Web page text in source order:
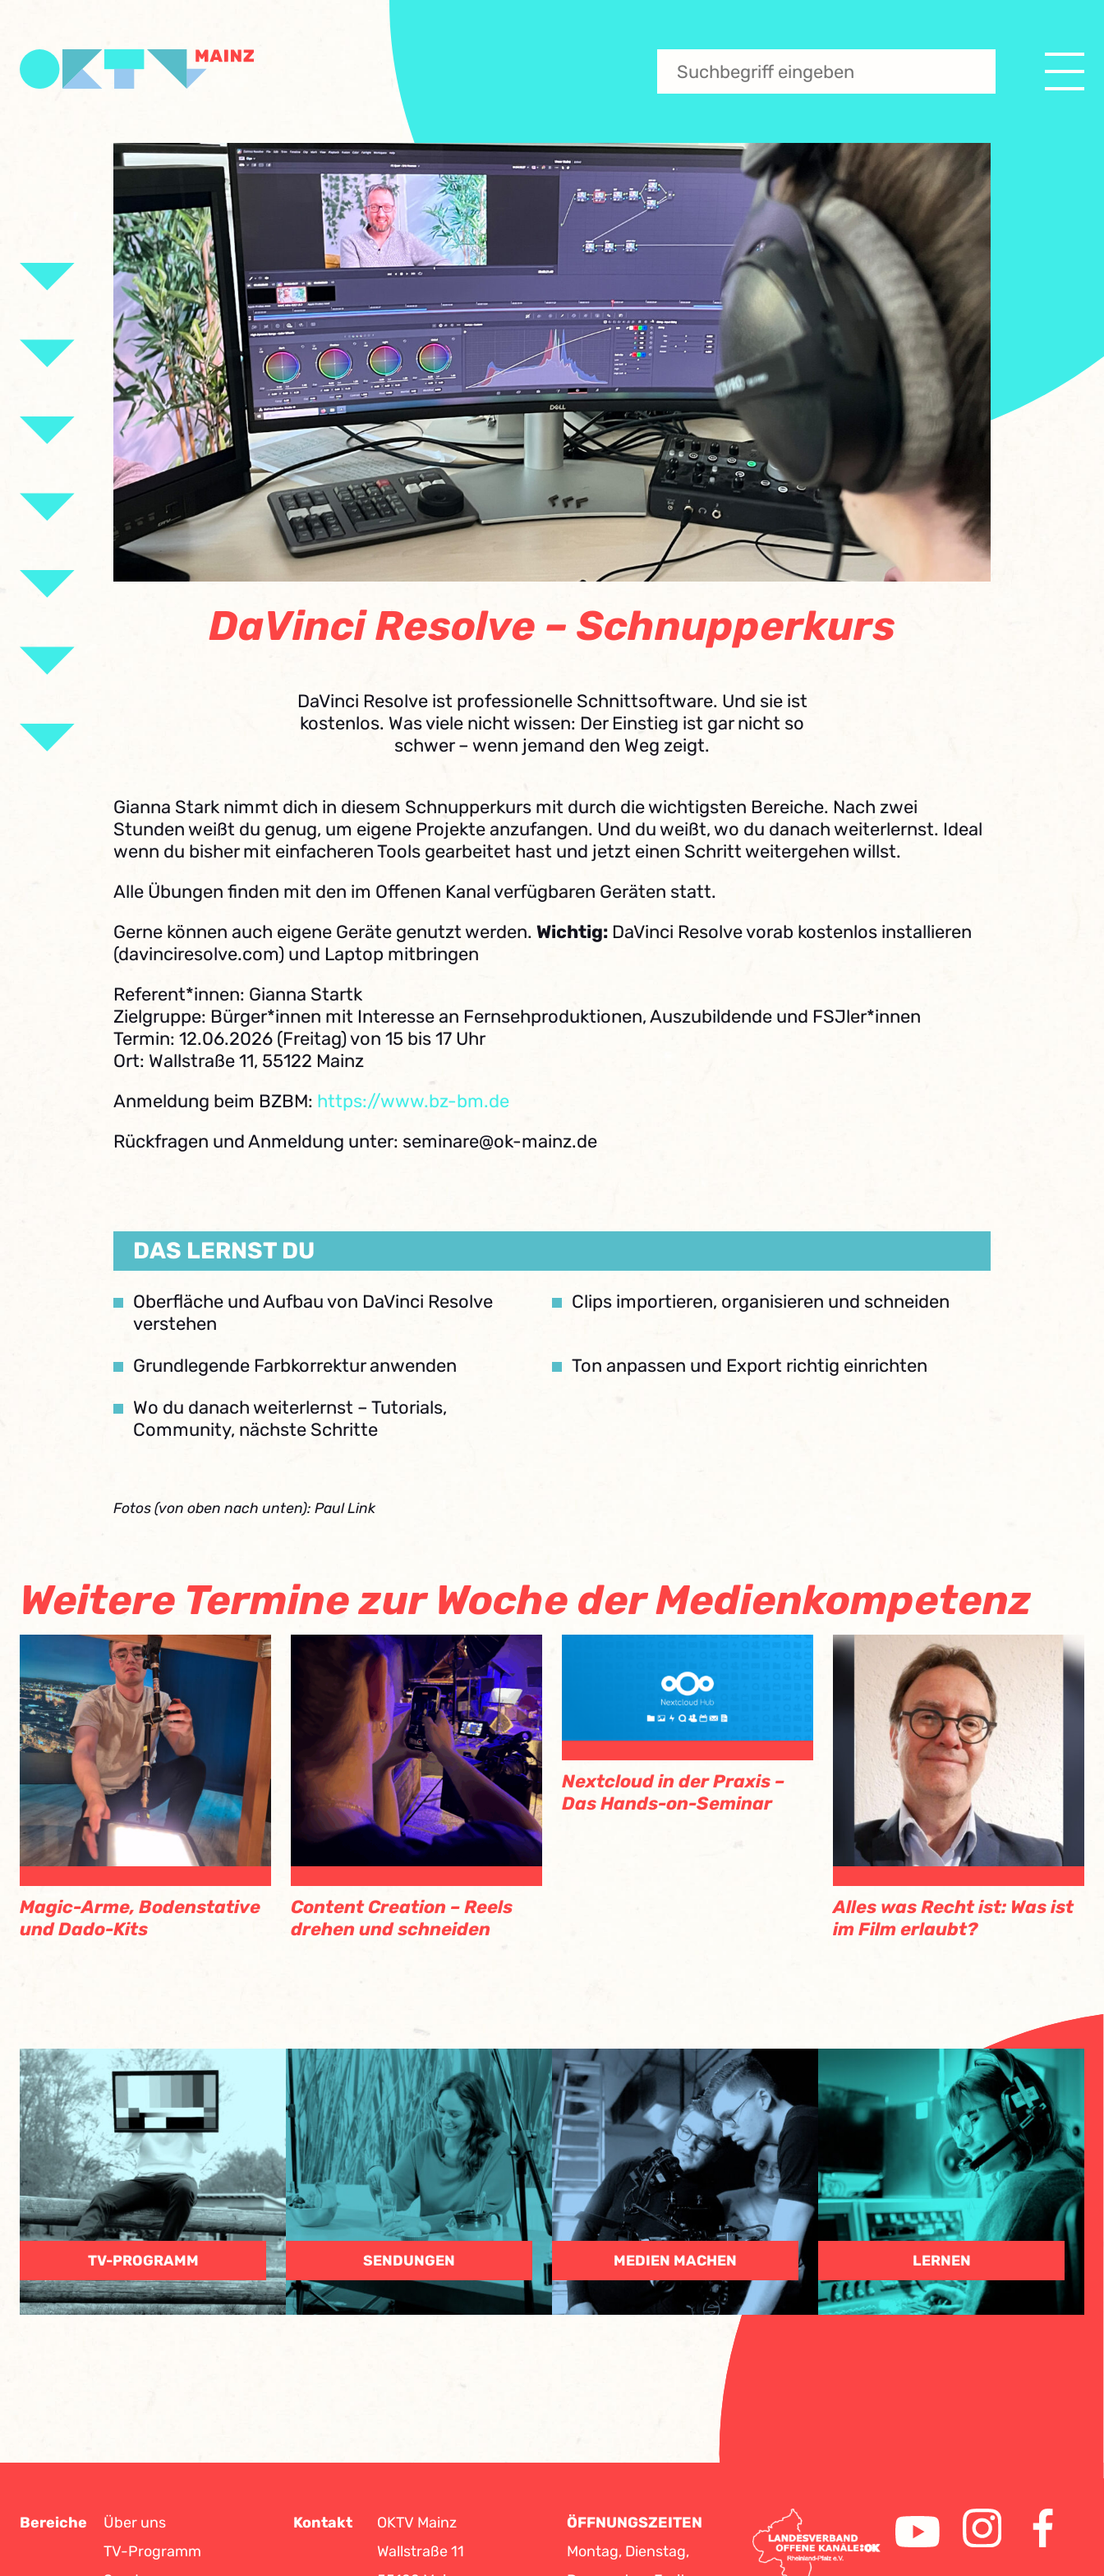
DaVinci Resolve – Schnupperkurs
DaVinci Resolve ist professionelle Schnittsoftware. Und sie ist
kostenlos. Was viele nicht wissen: Der Einstieg ist gar nicht so
schwer – wenn jemand den Weg zeigt.
Gianna Stark nimmt dich in diesem Schnupperkurs mit durch die wichtigsten Bereiche. Nach zwei
Stunden weißt du genug, um eigene Projekte anzufangen. Und du weißt, wo du danach weiterlernst. Ideal
wenn du bisher mit einfacheren Tools gearbeitet hast und jetzt einen Schritt weitergehen willst.
Alle Übungen finden mit den im Offenen Kanal verfügbaren Geräten statt.
Gerne können auch eigene Geräte genutzt werden. Wichtig: DaVinci Resolve vorab kostenlos installieren
(davinciresolve.com) und Laptop mitbringen
Referent*innen: Gianna Startk
Zielgruppe: Bürger*innen mit Interesse an Fernsehproduktionen, Auszubildende und FSJler*innen
Termin: 12.06.2026 (Freitag) von 15 bis 17 Uhr
Ort: Wallstraße 11, 55122 Mainz
Anmeldung beim BZBM: https://www.bz-bm.de
Rückfragen und Anmeldung unter: seminare@ok-mainz.de
DAS LERNST DU
Oberfläche und Aufbau von DaVinci Resolve
verstehen
Clips importieren, organisieren und schneiden
Grundlegende Farbkorrektur anwenden
Ton anpassen und Export richtig einrichten
Wo du danach weiterlernst – Tutorials,
Community, nächste Schritte
Fotos (von oben nach unten): Paul Link
Weitere Termine zur Woche der Medienkompetenz
Magic-Arme, Bodenstative
und Dado-Kits
Content Creation – Reels
drehen und schneiden
Nextcloud in der Praxis –
Das Hands-on-Seminar
Alles was Recht ist: Was ist
im Film erlaubt?
TV-PROGRAMM SENDUNGEN MEDIEN MACHEN LERNEN
Bereiche
Über uns
TV-Programm
Kontakt
OKTV Mainz
Wallstraße 11
ÖFFNUNGSZEITEN
Montag, Dienstag,